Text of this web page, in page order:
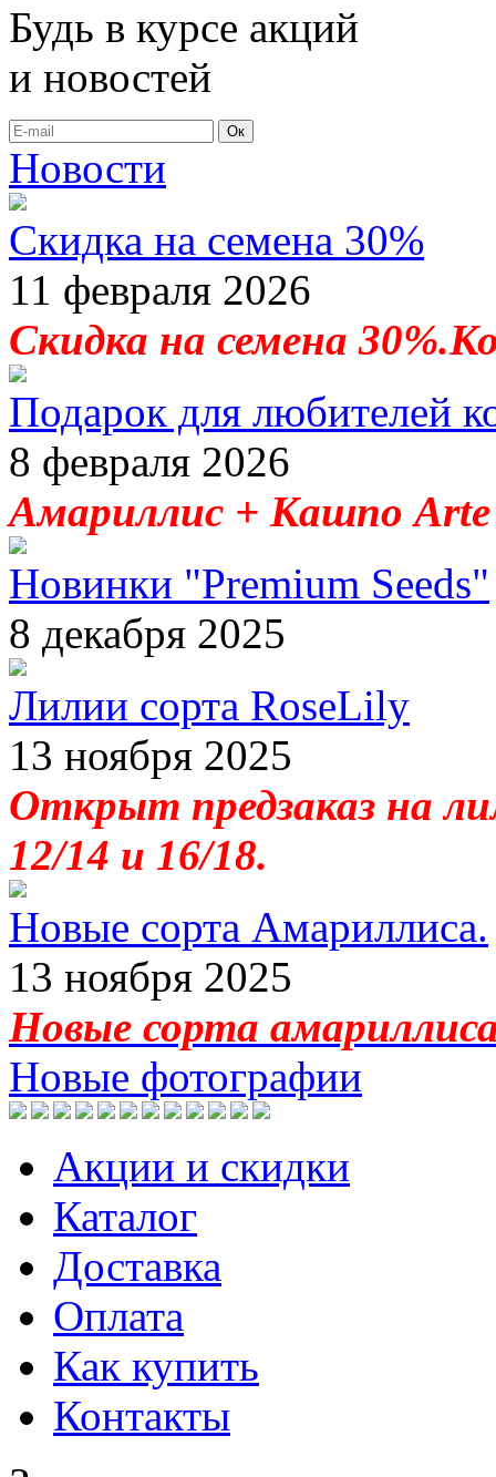
Будь в курсе акций
и новостей
Ок
Новости
Скидка на семена 30%
11 февраля 2026
Скидка на семена
Подарок для любителей
8 февраля 2026
Амариллис + Кашпо
Новинки "Premium Seeds"
8 декабря 2025
Лилии сорта RoseLily
13 ноября 2025
Открыт предзаказ на
12/14 и 16/18.
Новые сорта Амариллиса.
13 ноября 2025
Новые сорта
Новые фотографии
Акции и скидки
Каталог
Доставка
Оплата
Как купить
Контакты